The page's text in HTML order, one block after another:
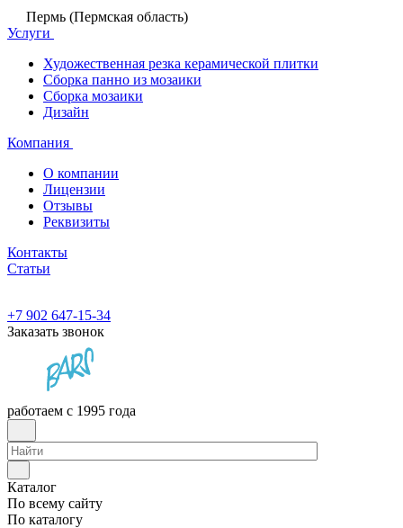
Пермь (Пермская область)
Услуги
Художественная резка керамической плитки
Сборка панно из мозаики
Сборка мозаики
Дизайн
Компания
О компании
Лицензии
Отзывы
Реквизиты
Контакты
Статьи
+7 902 647-15-34
Заказать звонок
работаем с 1995 года
Каталог
По всему сайту
По каталогу